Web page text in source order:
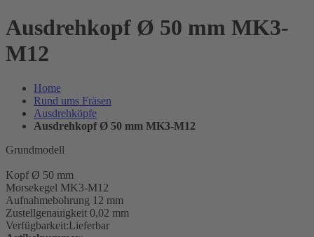
Ausdrehkopf Ø 50 mm MK3-
M12
Home
Rund ums Fräsen
Ausdrehköpfe
Ausdrehkopf Ø 50 mm MK3-M12
Grundmodell
Kopf Ø 50 mm
Morsekegel MK3-M12
Aufnahmebohrung 12 mm
Zustellgenauigkeit 0,02 mm
Verfügbarkeit:Lieferbar